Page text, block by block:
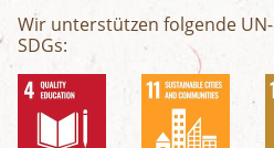
Wir unterstützen folgende
SDGs: